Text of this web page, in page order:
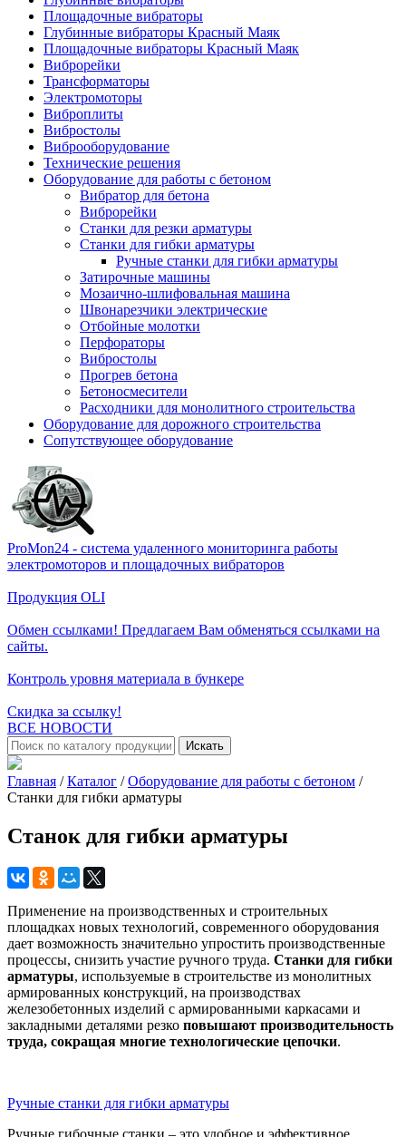
Площадочные вибраторы
Глубинные вибраторы Красный Маяк
Площадочные вибраторы Красный Маяк
Виброрейки
Трансформаторы
Электромоторы
Виброплиты
Вибростолы
Виброоборудование
Технические решения
Оборудование для работы с бетоном
Вибратор для бетона
Виброрейки
Станки для резки арматуры
Станки для гибки арматуры
Ручные станки для гибки арматуры
Затирочные машины
Мозаично-шлифовальная машина
Швонарезчики электрические
Отбойные молотки
Перфораторы
Вибростолы
Прогрев бетона
Бетоносмесители
Расходники для монолитного строительства
Оборудование для дорожного строительства
Сопутствующее оборудование
ProMon24 - система удаленного мониторинга работы
электромоторов и площадочных вибраторов
Продукция OLI
Обмен ссылками! Предлагаем Вам обменяться ссылками на
сайты.
Контроль уровня материала в бункере
Скидка за ссылку!
ВСЕ НОВОСТИ
Искать
Главная / Каталог / Оборудование для работы с бетоном /
Станки для гибки арматуры
Станок для гибки арматуры
Применение на производственных и строительных
площадках новых технологий, современного оборудования
дает возможность значительно упростить производственные
процессы, снизить участие ручного труда. Станки для гибки
арматуры, используемые в строительстве из монолитных
армированных конструкций, на производствах
железобетонных изделий с армированными каркасами и
закладными деталями резко повышают производительность
труда, сокращая многие технологические цепочки.
Ручные станки для гибки арматуры
Ручные гибочные станки – это удобное и эффективное